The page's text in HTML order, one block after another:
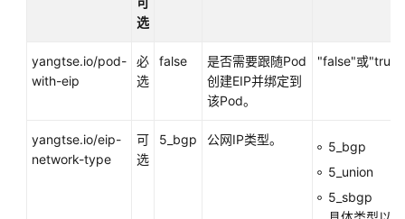
题
帮
助
              memory: 500Mi
        - name: default-secret
选
yangtse.io/pod-
with-eip
必
选
false
是否需要跟随Pod
创建EIP并绑定到
该Pod。
"false"或"true"
yangtse.io/eip-
network-type
可
选
5_bgp 公网IP类型。
5_bgp
5_union
5_sbgp